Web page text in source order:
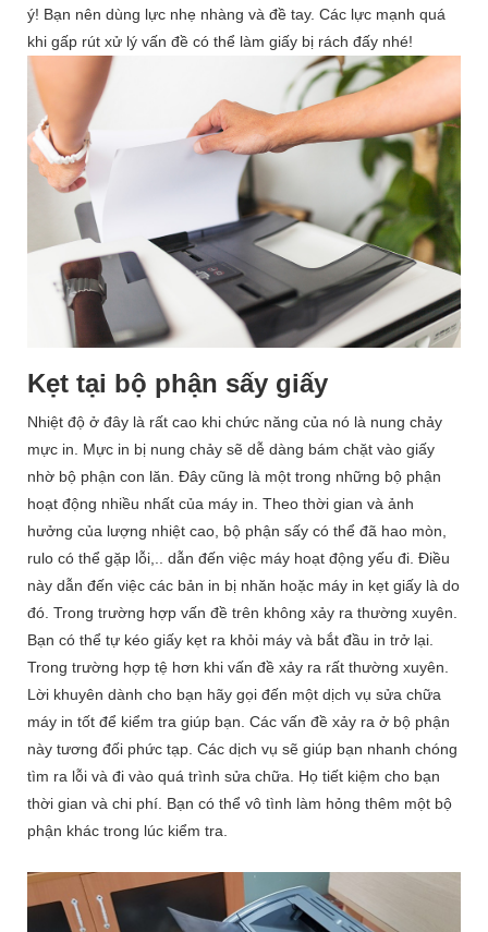
ý! Bạn nên dùng lực nhẹ nhàng và đề tay. Các lực mạnh quá
khi gấp rút xử lý vấn đề có thể làm giấy bị rách đấy nhé!
Kẹt tại bộ phận sấy giấy
Nhiệt độ ở đây là rất cao khi chức năng của nó là nung chảy
mực in. Mực in bị nung chảy sẽ dễ dàng bám chặt vào giấy
nhờ bộ phận con lăn. Đây cũng là một trong những bộ phận
hoạt động nhiều nhất của máy in. Theo thời gian và ảnh
hưởng của lượng nhiệt cao, bộ phận sấy có thể đã hao mòn,
rulo có thể gặp lỗi,.. dẫn đến việc máy hoạt động yếu đi. Điều
này dẫn đến việc các bản in bị nhăn hoặc máy in kẹt giấy là do
đó. Trong trường hợp vấn đề trên không xảy ra thường xuyên.
Bạn có thể tự kéo giấy kẹt ra khỏi máy và bắt đầu in trở lại.
Trong trường hợp tệ hơn khi vấn đề xảy ra rất thường xuyên.
Lời khuyên dành cho bạn hãy gọi đến một dịch vụ sửa chữa
máy in tốt để kiểm tra giúp bạn. Các vấn đề xảy ra ở bộ phận
này tương đối phức tạp. Các dịch vụ sẽ giúp bạn nhanh chóng
tìm ra lỗi và đi vào quá trình sửa chữa. Họ tiết kiệm cho bạn
thời gian và chi phí. Bạn có thể vô tình làm hỏng thêm một bộ
phận khác trong lúc kiểm tra.